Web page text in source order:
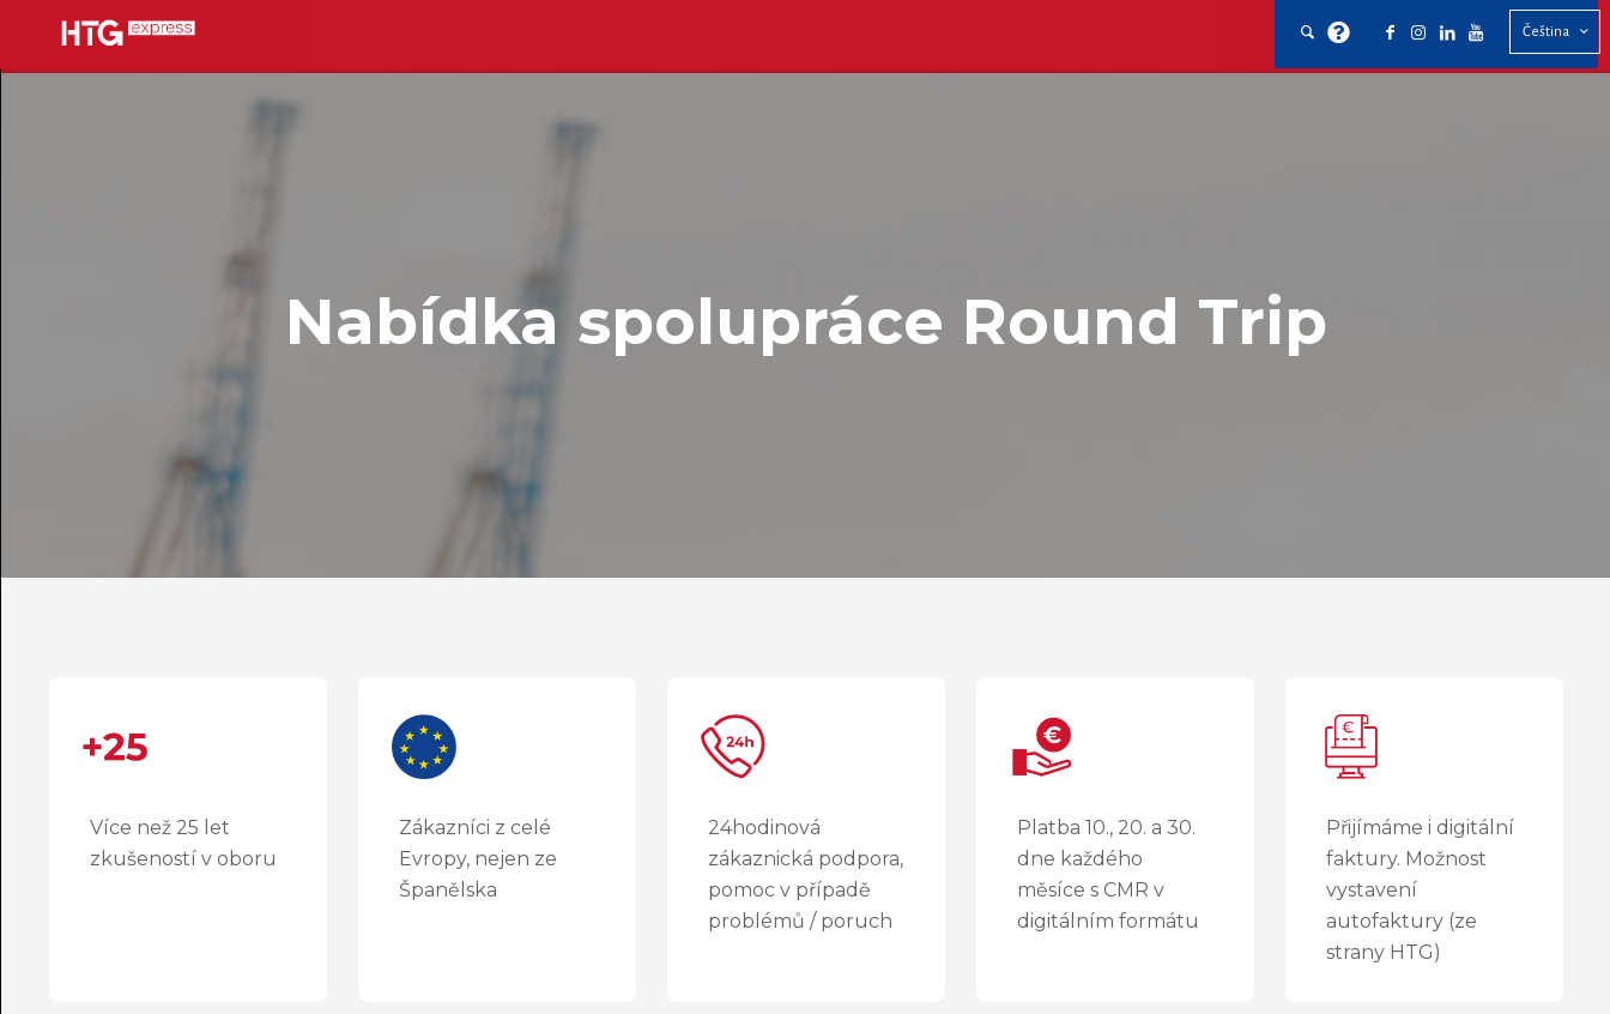
Čeština
Nabídka spolupráce Round Trip
Více než 25 let
zkušeností v oboru
Zákazníci z celé
Evropy, nejen ze
Španělska
24hodinová
zákaznická podpora,
pomoc v případě
problémů / poruch
Platba 10., 20. a 30.
dne každého
měsíce s CMR v
digitálním formátu
Přijímáme i digitální
faktury. Možnost
vystavení
autofaktury (ze
strany HTG)